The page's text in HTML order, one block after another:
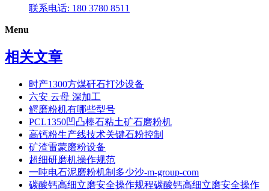
联系电话: 180 3780 8511
Menu
相关文章
时产1300方煤矸石打沙设备
六安 云母 深加工
鳄磨粉机有哪些型号
PCL1350凹凸棒石粘土矿石磨粉机
高钙粉生产线技术关键石粉控制
矿渣雷蒙磨粉设备
超细研磨机操作规范
一吨电石泥磨粉机制多少沙-m-group-com
碳酸钙高细立磨安全操作规程碳酸钙高细立磨安全操作